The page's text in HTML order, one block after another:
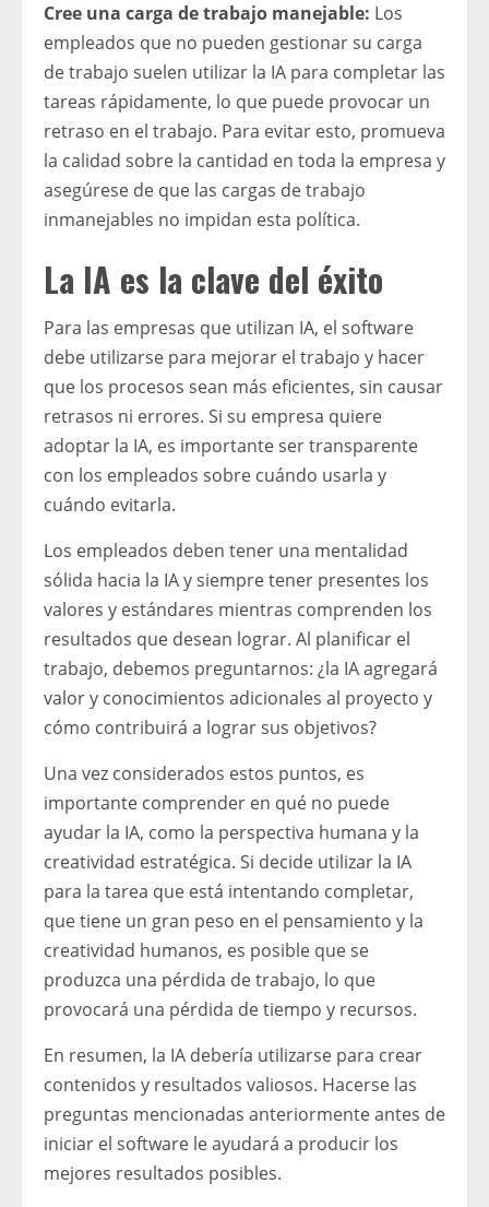
Cree una carga de trabajo manejable: Los
empleados que no pueden gestionar su carga
de trabajo suelen utilizar la IA para completar las
tareas rápidamente, lo que puede provocar un
retraso en el trabajo. Para evitar esto, promueva
la calidad sobre la cantidad en toda la empresa y
asegúrese de que las cargas de trabajo
inmanejables no impidan esta política.
La IA es la clave del éxito
Para las empresas que utilizan IA, el software
debe utilizarse para mejorar el trabajo y hacer
que los procesos sean más eficientes, sin causar
retrasos ni errores. Si su empresa quiere
adoptar la IA, es importante ser transparente
con los empleados sobre cuándo usarla y
cuándo evitarla.
Los empleados deben tener una mentalidad
sólida hacia la IA y siempre tener presentes los
valores y estándares mientras comprenden los
resultados que desean lograr. Al planificar el
trabajo, debemos preguntarnos: ¿la IA agregará
valor y conocimientos adicionales al proyecto y
cómo contribuirá a lograr sus objetivos?
Una vez considerados estos puntos, es
importante comprender en qué no puede
ayudar la IA, como la perspectiva humana y la
creatividad estratégica. Si decide utilizar la IA
para la tarea que está intentando completar,
que tiene un gran peso en el pensamiento y la
creatividad humanos, es posible que se
produzca una pérdida de trabajo, lo que
provocará una pérdida de tiempo y recursos.
En resumen, la IA debería utilizarse para crear
contenidos y resultados valiosos. Hacerse las
preguntas mencionadas anteriormente antes de
iniciar el software le ayudará a producir los
mejores resultados posibles.